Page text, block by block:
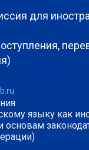
для
языку как
основам